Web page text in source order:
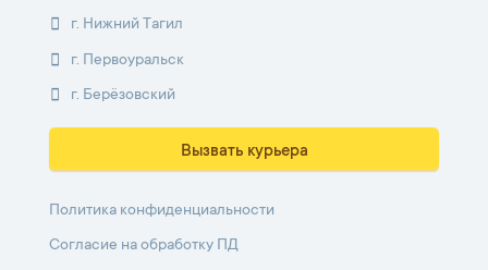
г. Нижний Тагил
г. Первоуральск
г. Берёзовский
Вызвать курьера
Политика конфиденциальности
Согласие на обработку ПД